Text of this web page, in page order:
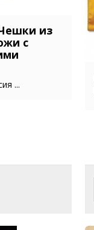
из
с
...